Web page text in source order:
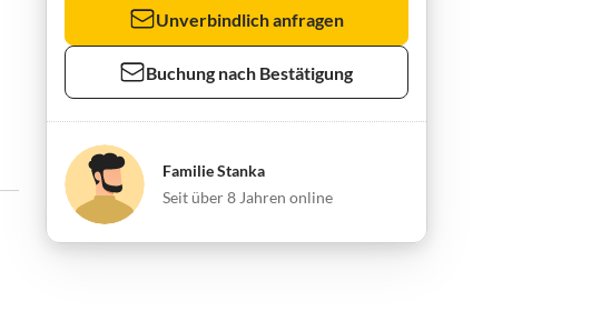
Unverbindlich anfragen
Buchung nach Bestätigung
Familie Stanka
Seit über 8 Jahren online